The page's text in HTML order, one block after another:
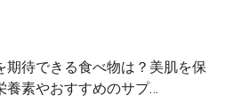
期待できる食べ物は？美肌を保
養素やおすすめのサプ…